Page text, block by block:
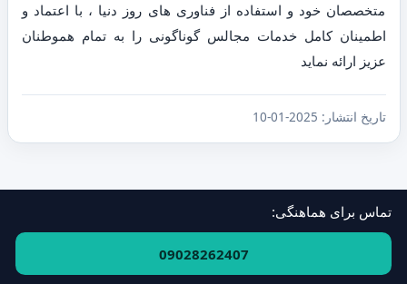
متخصصان خود و استفاده از فناوری های روز دنیا ، با اعتماد و
اطمینان کامل خدمات مجالس گوناگونی را به تمام هموطنان
عزیز ارائه نماید
تاریخ انتشار: 2025-01-10
تماس برای هماهنگی:
09028262407
·ارتباط با ما